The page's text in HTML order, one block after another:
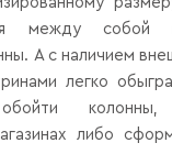
между
А с наличием
легко
обойти
либо